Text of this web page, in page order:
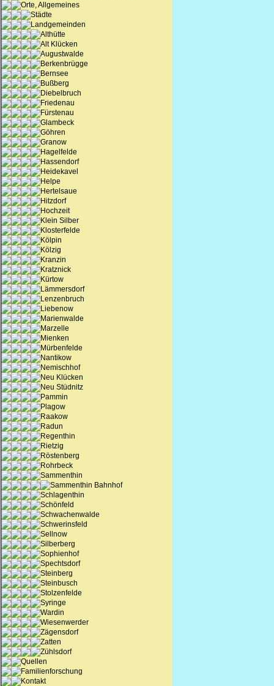
Orte, Allgemeines
Städte
Landgemeinden
Althütte
Alt Klücken
Augustwalde
Berkenbrügge
Bernsee
Bußberg
Diebelbruch
Friedenau
Fürstenau
Glambeck
Göhren
Granow
Hagelfelde
Hassendorf
Heidekavel
Helpe
Hertelsaue
Hitzdorf
Hochzeit
Klein Silber
Klosterfelde
Kölpin
Kölzig
Kranzin
Kratznick
Kürtow
Lämmersdorf
Lenzenbruch
Liebenow
Marienwalde
Marzelle
Mienken
Mürbenfelde
Nantikow
Nemischhof
Neu Klücken
Neu Stüdnitz
Pammin
Plagow
Raakow
Radun
Regenthin
Rietzig
Röstenberg
Rohrbeck
Sammenthin
Sammenthin Bahnhof
Schlagenthin
Schönfeld
Schwachenwalde
Schwerinsfeld
Sellnow
Silberberg
Sophienhof
Spechtsdorf
Steinberg
Steinbusch
Stolzenfelde
Syringe
Wardin
Wiesenwerder
Zägensdorf
Zatten
Zühlsdorf
Quellen
Familienforschung
Kontakt